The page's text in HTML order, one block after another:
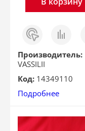
Заказ
в 1
клик
Сравнить
Производитель:
VASSILII
Код: 14349110
Подробнее